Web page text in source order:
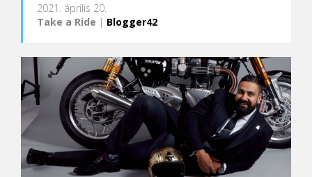
2021. április 20.
Take a Ride | Blogger42